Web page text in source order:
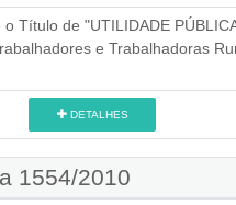
o Título de "UTILIDADE
e Trabalhadoras
DETALHES
1554/2010